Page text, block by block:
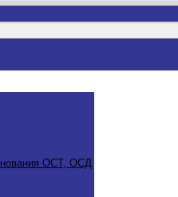
ОСТ, ОСД